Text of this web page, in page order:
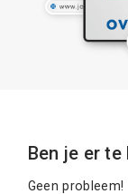
Ben je er
Geen